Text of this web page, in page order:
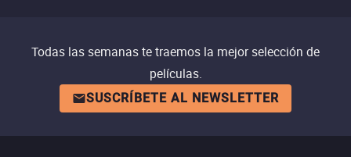
Todas las semanas te traemos la mejor selección de
películas.
SUSCRÍBETE AL NEWSLETTER